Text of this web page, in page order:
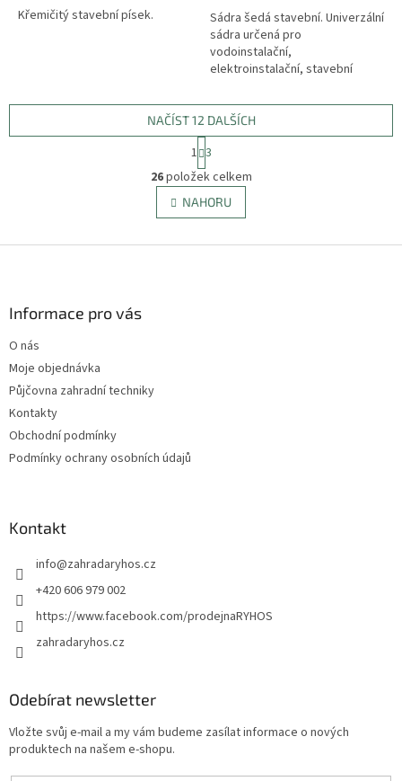
Křemičitý stavební písek.
Sádra šedá stavební. Univerzální
sádra určená pro
vodoinstalační,
elektroinstalační, stavební
musí být pevný, nosný,
soudržný, bez prachu,...
O
v
l
á
NAČÍST 12 DALŠÍCH
t
r
á
n
k
v
1 3
26položek celkem
NAHORU
Informace pro vás
O nás
Moje objednávka
Půjčovna zahradní techniky
Kontakty
Obchodní podmínky
Podmínky ochrany osobních údajů
Kontakt
info@zahradaryhos.cz
+420 606 979 002
https://www.facebook.com/prodejnaRYHOS
zahradaryhos.cz
Odebírat newsletter
Vložte svůj e-mail a my vám budeme zasílat informace o nových
produktech na našem e-shopu.